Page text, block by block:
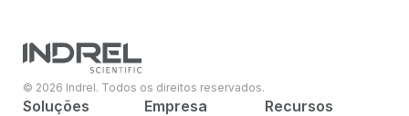
© 2026 Indrel. Todos os direitos reservados.
Soluções Empresa Recursos